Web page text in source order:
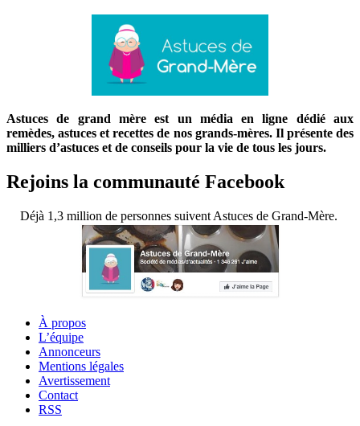
Astuces de grand mère est un média en ligne dédié aux
remèdes, astuces et recettes de nos grands-mères. Il présente des
milliers d’astuces et de conseils pour la vie de tous les jours.
Rejoins la communauté Facebook
Déjà 1,3 million de personnes suivent Astuces de Grand-Mère.
À propos
L’équipe
Annonceurs
Mentions légales
Avertissement
Contact
RSS